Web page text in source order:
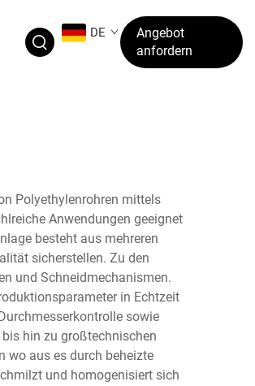
DE
Angebot
anfordern
Polyethylenrohren mittels
Anwendungen geeignet
besteht aus mehreren
sicherstellen. Zu den
und Schneidmechanismen.
in Echtzeit
sowie
hin zu großtechnischen
wo aus es durch beheizte
und homogenisiert sich